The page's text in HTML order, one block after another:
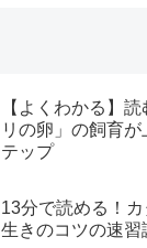
【よくわかる】
リの卵」の飼育が
テップ
13分で読める！
生きのコツの速習